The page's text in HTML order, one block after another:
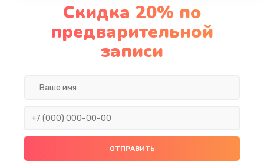
Скидка 20% по
предварительной
записи